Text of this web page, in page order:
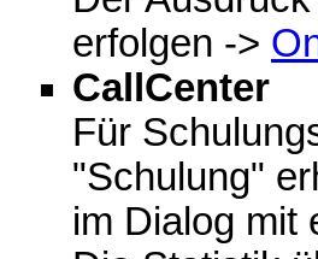
erfolgen ->
CallCenter
Für
"Schulung"
im Dialog mit